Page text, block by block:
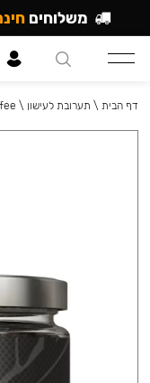
דף הבית \ תערובת לעישון \
משלוחים